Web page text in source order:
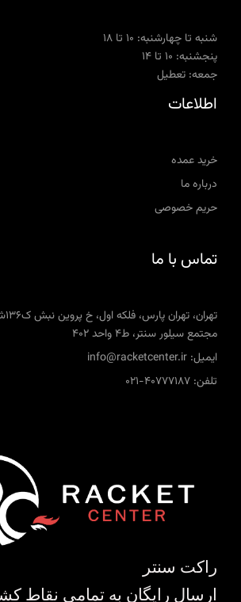
شنبه تا چهارشنبه: ۱۰ تا ۱۸
پنجشنبه: ۱۰ تا ۱۴
جمعه: تعطیل
اطلاعات
خرید عمده
درباره ما
حریم خصوصی
تماس با ما
مجتمع سیلور سنتر، ط4 واحد 402
ایمیل: info@racketcenter.ir
تلفن: 40777187-021
راکت سنتر
ارسال رایگان به تمامی نقاط